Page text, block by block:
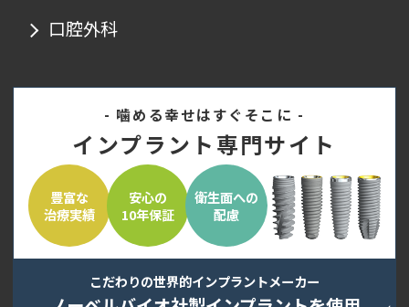
口腔外科
- 噛める幸せはすぐそこに -
インプラント専門サイト
豊富な
治療実績
安心の
10年保証
衛生面への
配慮
こだわりの世界的インプラントメーカー